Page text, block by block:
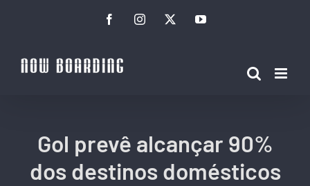
conteúdo
FacebookInstagramTwitterYouTube
Gol prevê alcançar 90%
dos destinos domésticos